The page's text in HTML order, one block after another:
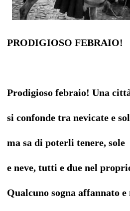
PRODIGIOSO FEBRAIO!
Prodigioso febraio! Una
si confonde tra nevicate e
ma sa di poterli tenere, sole
e neve, tutti e due nel
Qualcuno sogna affannato e